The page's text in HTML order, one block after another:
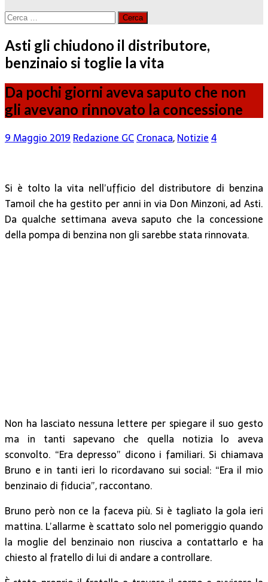
Ricerca
Asti gli chiudono il distributore,
benzinaio si toglie la vita
Da pochi giorni aveva saputo che non
gli avevano rinnovato la concessione
9 Maggio 2019 Redazione GCCronaca,Notizie4
Si è tolto la vita nell’ufficio del distributore di benzina
Tamoil che ha gestito per anni in via Don Minzoni, ad Asti.
Da qualche settimana aveva saputo che la concessione
della pompa di benzina non gli sarebbe stata rinnovata.
Non ha lasciato nessuna lettere per spiegare il suo gesto
ma in tanti sapevano che quella notizia lo aveva
sconvolto. “Era depresso” dicono i familiari. Si chiamava
Bruno e in tanti ieri lo ricordavano sui social: “Era il mio
benzinaio di fiducia”, raccontano.
Bruno però non ce la faceva più. Si è tagliato la gola ieri
mattina. L’allarme è scattato solo nel pomeriggio quando
la moglie del benzinaio non riusciva a contattarlo e ha
chiesto al fratello di lui di andare a controllare.